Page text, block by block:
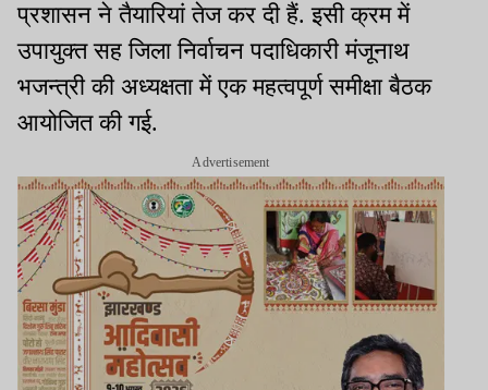
प्रशासन ने तैयारियां तेज कर दी हैं. इसी क्रम में
उपायुक्त सह जिला निर्वाचन पदाधिकारी मंजूनाथ
भजन्त्री की अध्यक्षता में एक महत्वपूर्ण समीक्षा बैठक
आयोजित की गई.
Advertisement